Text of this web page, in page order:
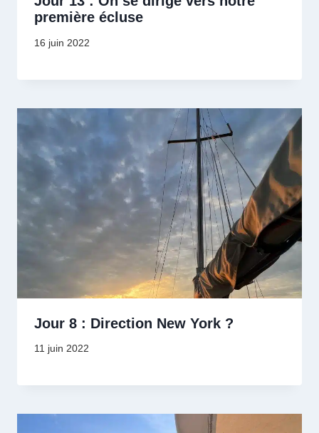
première écluse
16 juin 2022
Jour 8 : Direction New York ?
11 juin 2022